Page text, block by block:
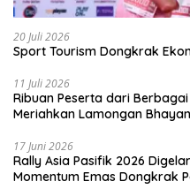
20 Juli 2026
Sport Tourism Dongkrak
11 Juli 2026
Ribuan Peserta dari
Meriahkan Lamongan
17 Juni 2026
Rally Asia Pasifik 2026
Momentum Emas Dongkrak